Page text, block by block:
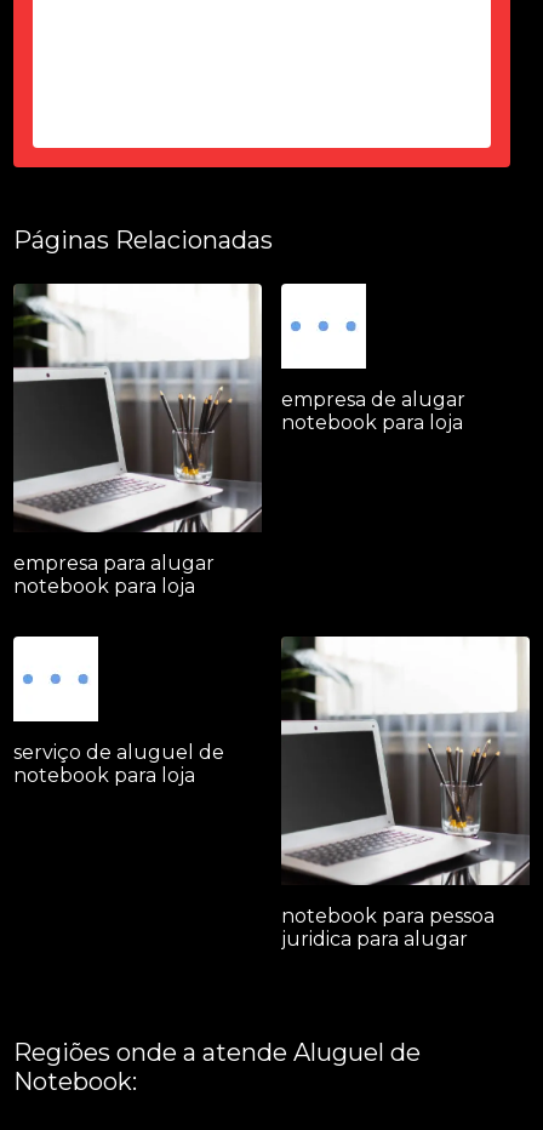
Páginas Relacionadas
empresa para alugar
notebook para loja
empresa de alugar
notebook para loja
serviço de aluguel de
notebook para loja
notebook para pessoa
juridica para alugar
Regiões onde a atende Aluguel de
Notebook: